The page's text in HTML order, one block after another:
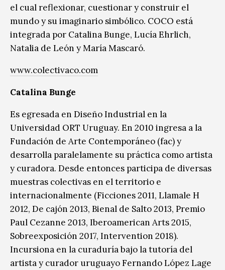
el cual reflexionar, cuestionar y construir el
mundo y su imaginario simbólico. COCO está
integrada por Catalina Bunge, Lucía Ehrlich,
Natalia de León y María Mascaró.
www.colectivaco.com
Catalina Bunge
Es egresada en Diseño Industrial en la
Universidad ORT Uruguay. En 2010 ingresa a la
Fundación de Arte Contemporáneo (fac) y
desarrolla paralelamente su práctica como artista
y curadora. Desde entonces participa de diversas
muestras colectivas en el territorio e
internacionalmente (Ficciones 2011, Llamale H
2012, De cajón 2013, Bienal de Salto 2013, Premio
Paul Cezanne 2013, Iberoamerican Arts 2015,
Sobreexposición 2017, Intervention 2018).
Incursiona en la curaduría bajo la tutoría del
artista y curador uruguayo Fernando López Lage